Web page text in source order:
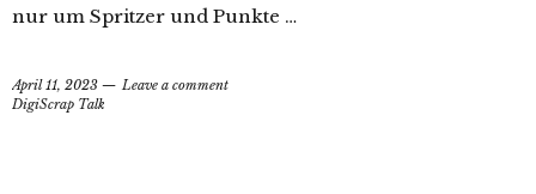
nur um Spritzer und Punkte …
April 11, 2023
Leave a comment
DigiScrap Talk